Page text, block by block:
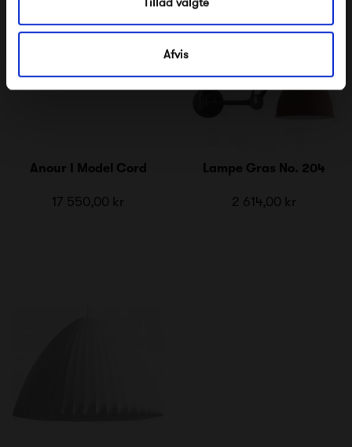
Afvis
Anour I Model Cord
17 550,00 kr
Lampe Gras No. 204
2 614,00 kr